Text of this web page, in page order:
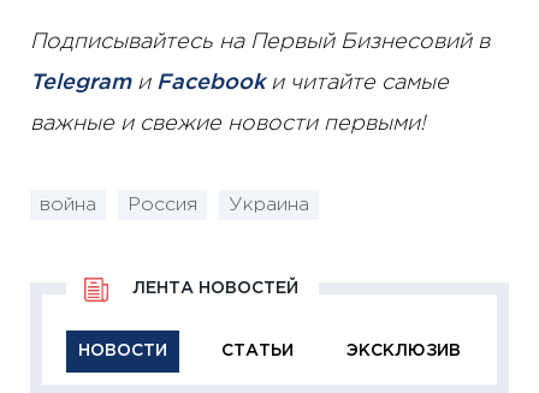
Подписывайтесь на Первый Бизнесовий в
Telegramи Facebookи читайте самые
важные и свежие новости первыми!
война Россия Украина
НОВОСТИ СТАТЬИ ЭКСКЛЮЗИВ
ЛЕНТА НОВОСТЕЙ